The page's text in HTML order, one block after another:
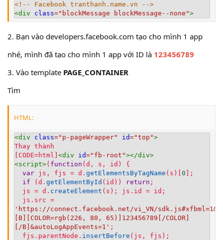
<!-- Facebook tranthanh.name.vn -->
<div class=" blockMessage blockMessage--none ">
2. Bạn vào developers.facebook.com tạo cho mình 1 app
nhé, mình đã tạo cho mình 1 app với ID là 123456789
3. Vào template PAGE_CONTAINER
Tìm
HTML:
<div class=" p-pageWrapper" id="top ">
Thay thành
[CODE=html] <div id=" fb-root "></div>
<script>( function (d , s , id )
{
var js , fjs = d . getElementsByTagName ( s ) [0 ] ;
if
(d . getElementById ( id ) ) return ;
  js
= d . createElement ( s ) ; js . id = id ;
  js
. src =
'https://connect.facebook.net/vi_VN/
[B][COLOR=rgb(226, 80, 65)]123456789[/COLOR]
[/B]&autoLogAppEvents=1' ;
  fjs
. parentNode . insertBefore ( js , fjs ) ;